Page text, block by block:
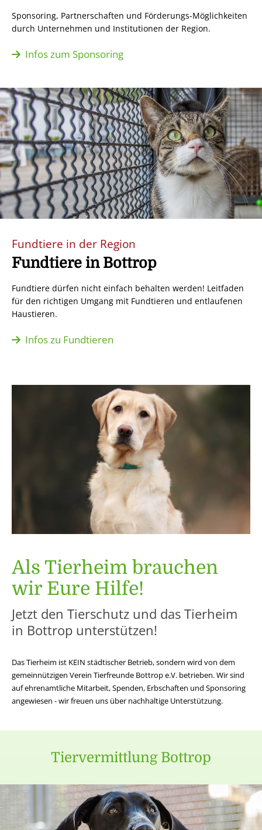
Sponsoring, Partnerschaften und Förderungs-Möglichkeiten
durch Unternehmen und Institutionen der Region.
Infos zum Sponsoring
Fundtiere in der Region
Fundtiere in Bottrop
Fundtiere dürfen nicht einfach behalten werden! Leitfaden
für den richtigen Umgang mit Fundtieren und entlaufenen
Haustieren.
Infos zu Fundtieren
Als Tierheim brauchen
wir Eure Hilfe!
Jetzt den Tierschutz und das Tierheim
in Bottrop unterstützen!
Das Tierheim ist KEIN städtischer Betrieb, sondern wird von dem
gemeinnützigen Verein Tierfreunde Bottrop e.V. betrieben. Wir sind
auf ehrenamtliche Mitarbeit, Spenden, Erbschaften und Sponsoring
angewiesen - wir freuen uns über nachhaltige Unterstützung.
Tiervermittlung Bottrop